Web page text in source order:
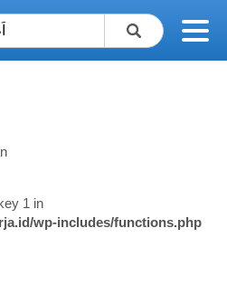
1 in
wp-includes/functions.php